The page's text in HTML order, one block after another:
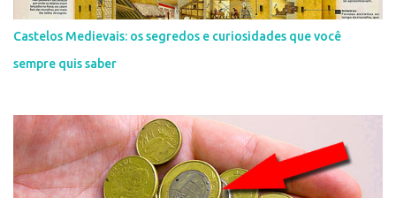
Castelos Medievais: os segredos e curiosidades que você
sempre quis saber